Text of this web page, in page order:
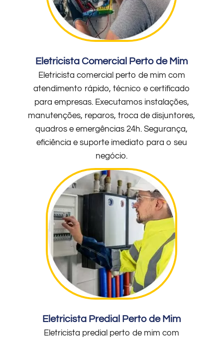
Eletricista Comercial Perto de Mim
Eletricista comercial perto de mim com
atendimento rápido, técnico e certificado
para empresas. Executamos instalações,
manutenções, reparos, troca de disjuntores,
quadros e emergências 24h. Segurança,
eficiência e suporte imediato para o seu
negócio.
Eletricista Predial Perto de Mim
Eletricista predial perto de mim com